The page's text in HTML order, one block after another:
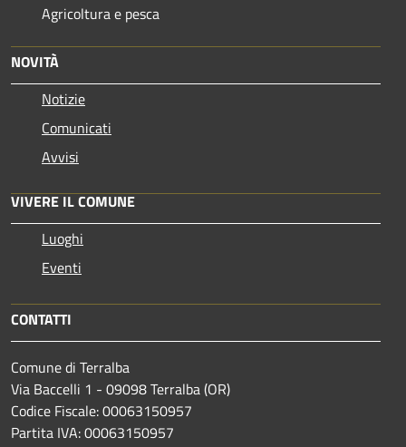
Agricoltura e pesca
NOVITÀ
Notizie
Comunicati
Avvisi
VIVERE IL COMUNE
Luoghi
Eventi
CONTATTI
Comune di Terralba
Via Baccelli 1 - 09098 Terralba (OR)
Codice Fiscale: 00063150957
Partita IVA: 00063150957